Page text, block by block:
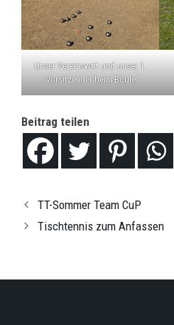
Unser Vereinswirt und unser 1.
Vorsitzender beim Boule
Beitrag teilen
TT-Sommer Team CuP
Tischtennis zum Anfassen